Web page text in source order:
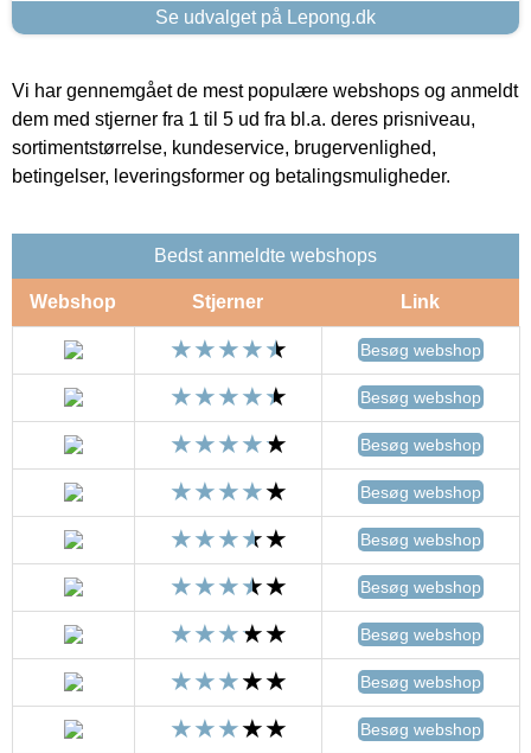
Se udvalget på Lepong.dk
Vi har gennemgået de mest populære webshops og anmeldt
dem med stjerner fra 1 til 5 ud fra bl.a. deres prisniveau,
sortimentstørrelse, kundeservice, brugervenlighed,
betingelser, leveringsformer og betalingsmuligheder.
Bedst anmeldte webshops
Webshop Stjerner Link
Besøg webshop
Besøg webshop
Besøg webshop
Besøg webshop
Besøg webshop
Besøg webshop
Besøg webshop
Besøg webshop
Besøg webshop